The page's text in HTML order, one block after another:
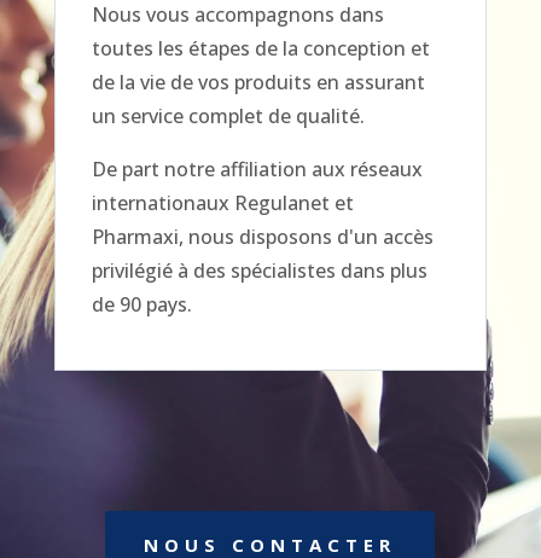
Nous vous accompagnons dans
toutes les étapes de la conception et
de la vie de vos produits en assurant
un service complet de qualité.
De part notre affiliation aux réseaux
internationaux Regulanet et
Pharmaxi, nous disposons d'un accès
privilégié à des spécialistes dans plus
de 90 pays.
NOUS CONTACTER